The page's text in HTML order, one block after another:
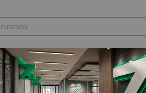
SUPORTE PVC